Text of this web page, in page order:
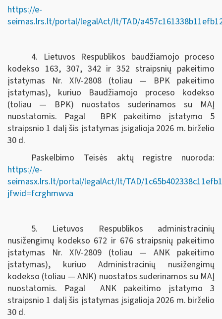
https://e-
seimas.lrs.lt/portal/legalAct/lt/TAD/
4. Lietuvos Respublikos baudžiamojo proceso
kodekso 163, 307, 342 ir 352 straipsnių pakeitimo
įstatymas Nr. XIV-2808 (toliau — BPK pakeitimo
įstatymas), kuriuo Baudžiamojo proceso kodekso
(toliau — BPK) nuostatos suderinamos su MAĮ
nuostatomis. Pagal BPK pakeitimo įstatymo 5
straipsnio 1 dalį šis įstatymas įsigalioja 2026 m. birželio
30 d.
Paskelbimo Teisės aktų registre nuoroda:
https://e-
seimasx.lrs.lt/portal/legalAct/lt/TAD/
jfwid=fcrghmwva
5. Lietuvos Respublikos administracinių
nusižengimų kodekso 672 ir 676 straipsnių pakeitimo
įstatymas Nr. XIV-2809 (toliau — ANK pakeitimo
įstatymas), kuriuo Administracinių nusižengimų
kodekso (toliau — ANK) nuostatos suderinamos su MAĮ
nuostatomis. Pagal ANK pakeitimo įstatymo 3
straipsnio 1 dalį šis įstatymas įsigalioja 2026 m. birželio
30 d.